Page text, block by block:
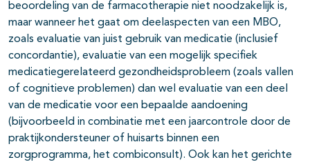
beoordeling van de farmacotherapie niet noodzakelijk is,
maar wanneer het gaat om deelaspecten van een MBO,
zoals evaluatie van juist gebruik van medicatie (inclusief
concordantie), evaluatie van een mogelijk specifiek
medicatiegerelateerd gezondheidsprobleem (zoals vallen
of cognitieve problemen) dan wel evaluatie van een deel
van de medicatie voor een bepaalde aandoening
(bijvoorbeeld in combinatie met een jaarcontrole door de
praktijkondersteuner of huisarts binnen een
zorgprogramma, het combiconsult). Ook kan het gerichte